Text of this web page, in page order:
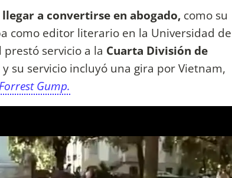
a convertirse en abogado, como su
como editor literario en la Universidad de
servicio a la Cuarta División de
y su servicio incluyó una gira por Vietnam,
Forrest Gump.